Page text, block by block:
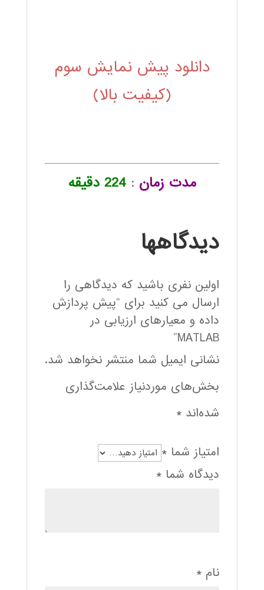
دانلود پیش نمایش سوم
(کیفیت بالا)
مدت زمان :224 دقیقه
دیدگاهها
اولین نفری باشید که دیدگاهی را
ارسال می کنید برای “پیش پردازش
داده و معیارهای ارزیابی در
MATLAB”
نشانی ایمیل شما منتشر نخواهد شد.
بخش‌های موردنیاز علامت‌گذاری
شده‌اند *
امتیاز شما *
دیدگاه شما *
نام *